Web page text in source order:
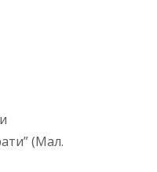
(Мал.